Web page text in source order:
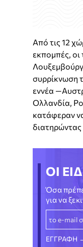
Από τις 12
εκπομπές, οι
συρρίκνωση
εννέα
Ολλανδία,
κατάφεραν
ΟΙ
Όσα
για να